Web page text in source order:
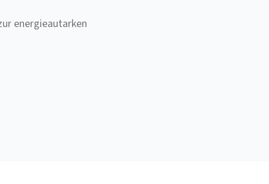
energieautarken